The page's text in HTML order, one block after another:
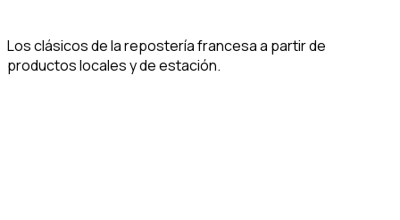
Los clásicos de la repostería francesa a partir de
productos locales y de estación.